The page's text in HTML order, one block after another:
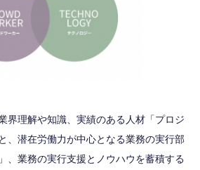
界理解や知識、実績のある人材「プロジ
、潜在労働力が中心となる業務の実行部
、業務の実行支援とノウハウを蓄積する